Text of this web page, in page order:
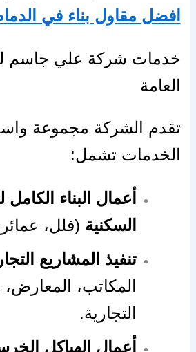
افضل مقاول بناء في
خدمات شركة علي جاسم
العامة
تقدم الشركة مجموعة
الخدمات تشمل:
أعمال البناء
السكنية (فلل،
تنفيذ المشاريع
المكاتب، المعارض،
التجارية.
أعمال الهياكل